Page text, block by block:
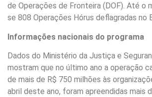
de Operações de Fronteira (DOF). Até o
se 808 Operações Hórus deflagradas no
Informações nacionais do programa
Dados do Ministério da Justiça e
mostram que no último ano a operação
de mais de R$ 750 milhões às
abril deste ano, foram apreendidas mais